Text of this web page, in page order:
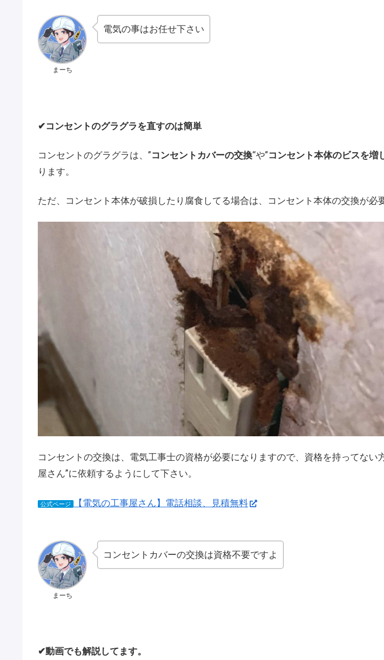
まーち
電気の事はお任せ下さい
✔コンセントのグラグラを直すのは簡単
コンセントのグラグラは、”コンセントカバーの交換“や”コンセント本体のビスを増
ります。
ただ、コンセント本体が破損したり腐食してる場合は、コンセント本体の交換が必
コンセントの交換は、電気工事士の資格が必要になりますので、資格を持ってない
屋さん”に依頼するようにして下さい。
公式ページ 【電気の工事屋さん】電話相談、見積無料
まーち
コンセントカバーの交換は資格不要ですよ
✔動画でも解説してます。